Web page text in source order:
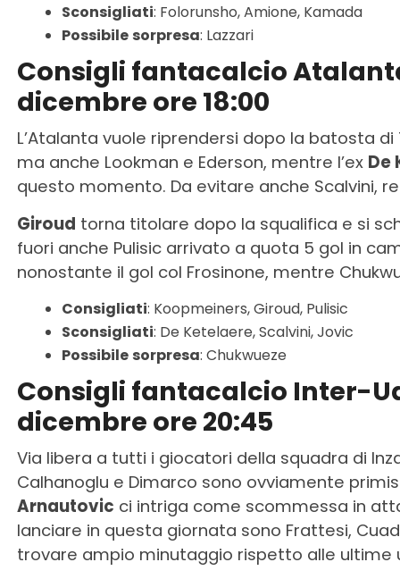
Sconsigliati: Folorunsho, Amione, Kamada
Possibile sorpresa: Lazzari
Consigli fantacalcio
dicembre ore 18:00
L’Atalanta vuole riprendersi dopo la batosta
ma anche Lookman e Ederson, mentre l’ex De
questo momento. Da evitare anche Scalvini,
Giroud torna titolare dopo la squalifica e si
fuori anche Pulisic arrivato a quota 5 gol in
nonostante il gol col Frosinone, mentre
Consigliati: Koopmeiners, Giroud, Pulisic
Sconsigliati: De Ketelaere, Scalvini, Jovic
Possibile sorpresa: Chukwueze
Consigli fantacalcio Inter-
dicembre ore 20:45
Via libera a tutti i giocatori della squadra di
Calhanoglu e Dimarco sono ovviamente
Arnautovic ci intriga come scommessa in
lanciare in questa giornata sono Frattesi,
trovare ampio minutaggio rispetto alle ultime